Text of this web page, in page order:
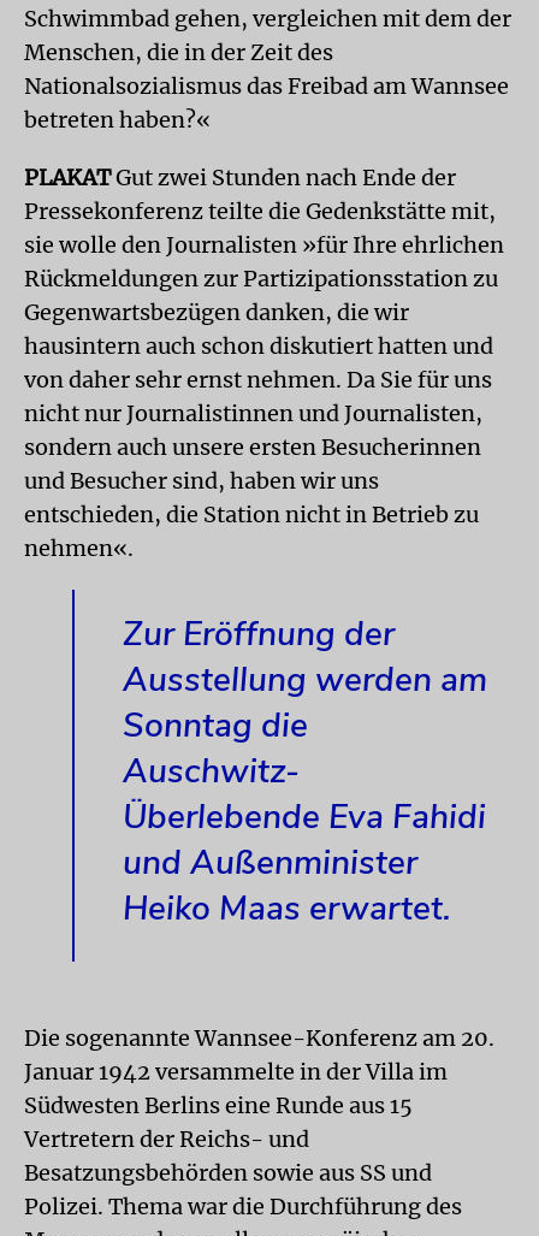
Schwimmbad gehen, vergleichen mit dem der
Menschen, die in der Zeit des
Nationalsozialismus das Freibad am Wannsee
betreten haben?«
PLAKATGut zwei Stunden nach Ende der
Pressekonferenz teilte die Gedenkstätte mit,
sie wolle den Journalisten »für Ihre ehrlichen
Rückmeldungen zur Partizipationsstation zu
Gegenwartsbezügen danken, die wir
hausintern auch schon diskutiert hatten und
von daher sehr ernst nehmen. Da Sie für uns
nicht nur Journalistinnen und Journalisten,
sondern auch unsere ersten Besucherinnen
und Besucher sind, haben wir uns
entschieden, die Station nicht in Betrieb zu
nehmen«.
Zur Eröffnung der
Ausstellung werden am
Sonntag die
Auschwitz-
Überlebende Eva Fahidi
und Außenminister
Heiko Maas erwartet.
Die sogenannte Wannsee-Konferenz am 20.
Januar 1942 versammelte in der Villa im
Südwesten Berlins eine Runde aus 15
Vertretern der Reichs- und
Besatzungsbehörden sowie aus SS und
Polizei. Thema war die Durchführung des